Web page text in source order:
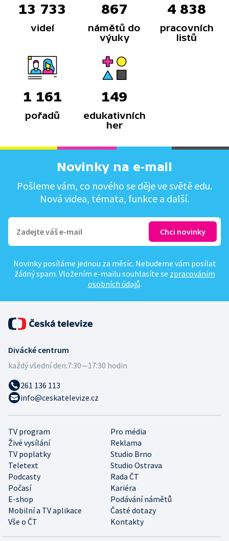
13 733
videí
867
námětů do
výuky
4 838
pracovních
listů
1 161
pořadů
149
edukativních
her
Novinky na e-mail
Pošleme vám, co nového se děje ve světě edu.
Nová videa, témata, funkce a další.
Novinky posíláme jednou za měsíc. Nebudeme vám posílat
žádný spam. Vložením e-mailu souhlasíte se zpracováním
osobních údajů.